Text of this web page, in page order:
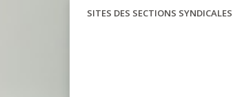
SITES DES SECTIONS SYNDICALES